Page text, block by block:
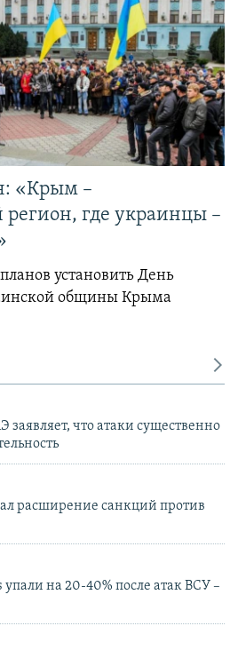
«Крым –
где украинцы –
установить День
общины Крыма
заявляет, что атаки существенно
расширение санкций против
на 20-40% после атак ВСУ –